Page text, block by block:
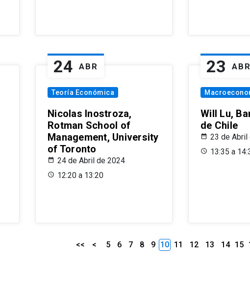
24 ABR
Teoría Económica
Nicolas Inostroza,
Rotman School of
Management, University
of Toronto
24 de Abril de 2024
12:20 a 13:20
23 ABR
Will Lu,
de Chile
23 de Abril
13:35 a
<< < 5 6 7 8 9 10 11 12 13 14 15